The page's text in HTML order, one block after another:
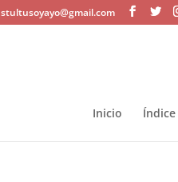
stultusoyayo@gmail.com
Inicio